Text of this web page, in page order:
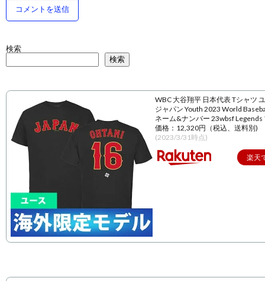
検索
検索
WBC 大谷翔平 日本代表 Tシャツ
ジャパン Youth 2023 World
ネーム&ナンバー 23wbsf Legends
価格：12,320円（税込、送料別)
(2023/3/31時点)
楽天